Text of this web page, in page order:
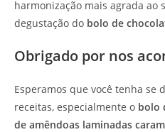
harmonização mais agrada ao
degustação do bolo de
Obrigado por nos
Esperamos que você tenha se
receitas, especialmente o bolo
de amêndoas laminadas